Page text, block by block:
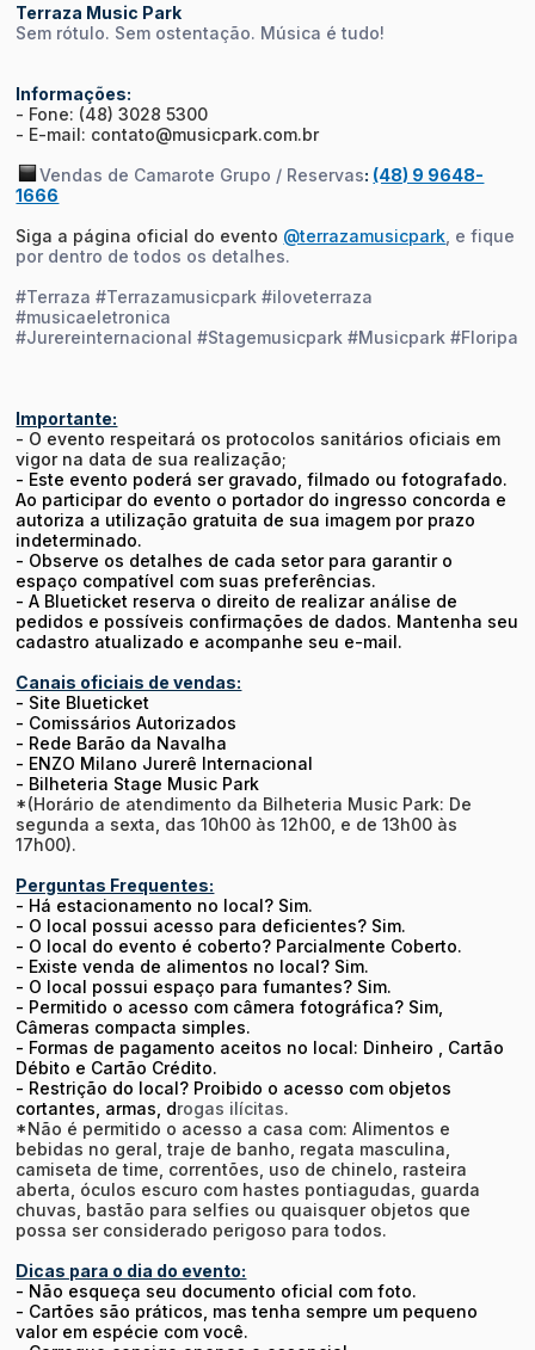
Terraza Music Park
Sem rótulo. Sem ostentação. Música é tudo!
Informações:
- Fone: (48) 3028 5300
- E-mail: contato@musicpark.com.br
Vendas de Camarote Grupo / Reservas: (48) 9 9648-
1666
Siga a página oficial do evento @terrazamusicpark , e fique
por dentro de todos os detalhes.
#Terraza #Terrazamusicpark #iloveterraza
#musicaeletronica
#Jurereinternacional #Stagemusicpark #Musicpark #Floripa
Importante:
- O evento respeitará os protocolos sanitários oficiais em
vigor na data de sua realização;
- Este evento poderá ser gravado, filmado ou fotografado.
Ao participar do evento o portador do ingresso concorda e
autoriza a utilização gratuita de sua imagem por prazo
indeterminado.
- Observe os detalhes de cada setor para garantir o
espaço compatível com suas preferências.
- A Blueticket reserva o direito de realizar análise de
pedidos e possíveis confirmações de dados. Mantenha seu
cadastro atualizado e acompanhe seu e-mail.
Canais oficiais de vendas:
- Site Blueticket
- Comissários Autorizados
- Rede Barão da Navalha
- ENZO Milano Jurerê Internacional
- Bilheteria Stage Music Park
*(Horário de atendimento da Bilheteria Music Park: De
segunda a sexta, das 10h00 às 12h00, e de 13h00 às
17h00).
Perguntas Frequentes:
- Há estacionamento no local? Sim.
- O local possui acesso para deficientes? Sim.
- O local do evento é coberto? Parcialmente Coberto.
- Existe venda de alimentos no local? Sim.
- O local possui espaço para fumantes? Sim.
- Permitido o acesso com câmera fotográfica? Sim,
Câmeras compacta simples.
- Formas de pagamento aceitos no local: Dinheiro , Cartão
Débito e Cartão Crédito.
- Restrição do local? Proibido o acesso com objetos
cortantes, armas, drogas ilícitas.
*Não é permitido o acesso a casa com: Alimentos e
bebidas no geral, traje de banho, regata masculina,
camiseta de time, correntões, uso de chinelo, rasteira
aberta, óculos escuro com hastes pontiagudas, guarda
chuvas, bastão para selfies ou quaisquer objetos que
possa ser considerado perigoso para todos.
Dicas para o dia do evento:
- Não esqueça seu documento oficial com foto.
- Cartões são práticos, mas tenha sempre um pequeno
valor em espécie com você.